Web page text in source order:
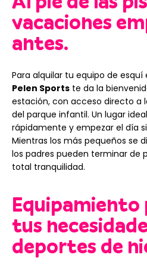
vacaciones
antes.
Para alquilar tu equipo de esquí
Pelen Sports te da la
estación, con acceso directo a
del parque infantil. Un lugar
rápidamente y empezar el día
Mientras los más pequeños se
los padres pueden terminar de
total tranquilidad.
Equipamiento
tus
deportes de